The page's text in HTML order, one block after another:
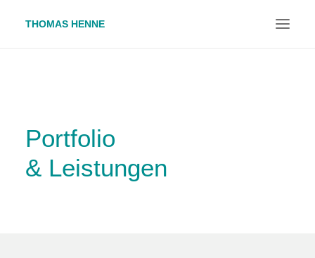
THOMAS HENNE
TERMINE
KOOPERATIONEN
Portfolio
& Leistungen